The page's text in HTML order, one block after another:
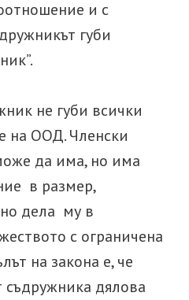
и с
губи
не губи всички
на ООД. Членски
да има, но има
в размер,
дела му в
с ограничена
на закона е, че
съдружника дялова